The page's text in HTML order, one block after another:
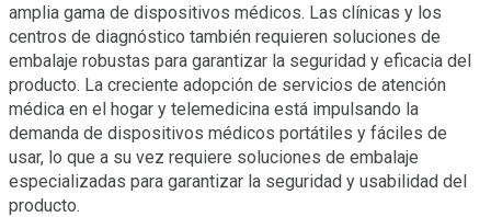
amplia gama de dispositivos médicos. Las clínicas y los
centros de diagnóstico también requieren soluciones de
embalaje robustas para garantizar la seguridad y eficacia del
producto. La creciente adopción de servicios de atención
médica en el hogar y telemedicina está impulsando la
demanda de dispositivos médicos portátiles y fáciles de
usar, lo que a su vez requiere soluciones de embalaje
especializadas para garantizar la seguridad y usabilidad del
producto.